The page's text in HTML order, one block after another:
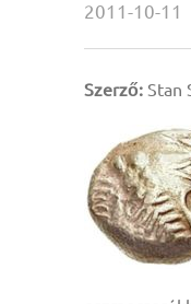
2011-10-11
Szerző: Stan